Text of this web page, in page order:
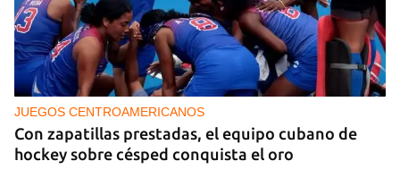
JUEGOS CENTROAMERICANOS
Con zapatillas prestadas, el equipo cubano de
hockey sobre césped conquista el oro